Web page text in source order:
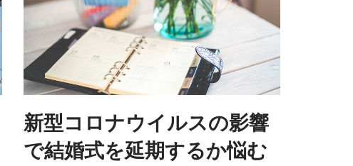
新型コロナウイルスの影響
で結婚式を延期するか悩む